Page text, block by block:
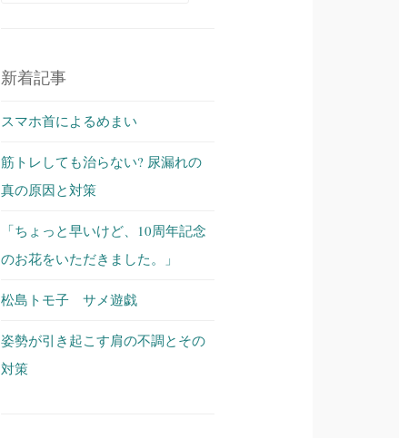
新着記事
スマホ首によるめまい
筋トレしても治らない? 尿漏れの
真の原因と対策
「ちょっと早いけど、10周年記念
のお花をいただきました。」
松島トモ子 サメ遊戯
姿勢が引き起こす肩の不調とその
対策